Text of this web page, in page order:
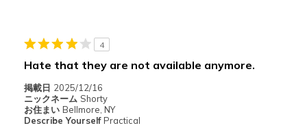
以下に最適
Casual Wear
Travel
Width
Feels true to width
4
Hate that they are not available anymore.
掲載日 2025/12/16
ニックネーム Shorty
お住まい Bellmore, NY
Describe Yourself Practical